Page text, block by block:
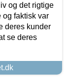
og det rigtige
og faktisk var
deres kunder
se deres